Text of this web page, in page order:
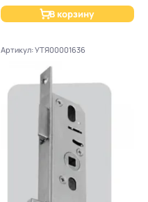
В корзину
Артикул: УТЯ00001636